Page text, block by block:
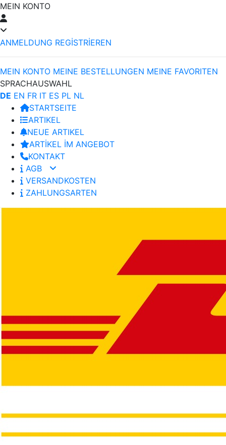
MEIN KONTO
ANMELDUNG REGİSTRİEREN
MEIN KONTO MEINE BESTELLUNGEN MEINE FAVORITEN
SPRACHAUSWAHL
DE EN FR IT ES PL NL
STARTSEITE
ARTIKEL
NEUE ARTIKEL
ARTİKEL İM ANGEBOT
KONTAKT
AGB
VERSANDKOSTEN
ZAHLUNGSARTEN